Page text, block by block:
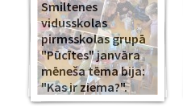
Smiltenes
vidusskolas
pirmsskolas grupā
"Pūcītes" janvāra
mēneša tēma bija:
"Kas ir ziema?".